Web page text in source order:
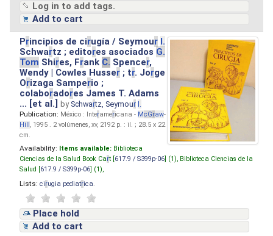
Log in to add tags.
Add to cart
Principios de cirugía / Seymour I.
Schwartz ; editores asociados G.
Tom Shires, Frank C. Spencer,
Wendy | Cowles Husser ; tr. Jorge
Orizaga Samperio ;
colaboradores James T. Adams
... [et al.]by Schwartz, Seymour I.
Publication: México : Interamericana - McGraw-
Hill, 1995 . 2 volúmenes, xv, 2192 p. : il. ; 28.5 x 22
cm.
Availability: Items available: Biblioteca
Ciencias de la Salud Book Cart [ 617.9 / S399p-06 ] (1), Biblioteca Ciencias de la
Salud [ 617.9 / S399p-06 ] (1),
Lists: cirugia pediatrica
Place hold
Add to cart